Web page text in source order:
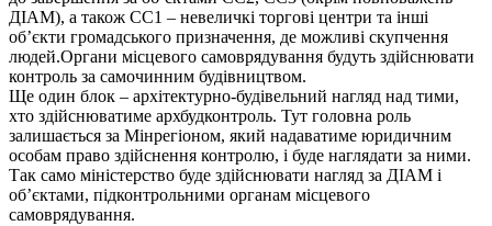
ДІАМ), а також СС1 – невеличкі торгові центри та інші
об’єкти громадського призначення, де можливі скупчення
людей.Органи місцевого самоврядування будуть здійснювати
контроль за самочинним будівництвом.
Ще один блок – архітектурно-будівельний нагляд над тими,
хто здійснюватиме архбудконтроль. Тут головна роль
залишається за Мінрегіоном, який надаватиме юридичним
особам право здійснення контролю, і буде наглядати за ними.
Так само міністерство буде здійснювати нагляд за ДІАМ і
об’єктами, підконтрольними органам місцевого
самоврядування.